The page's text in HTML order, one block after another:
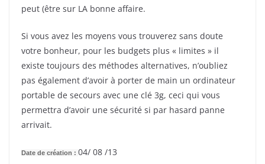
peut (être sur LA bonne affaire.
Si vous avez les moyens vous trouverez sans doute
votre bonheur, pour les budgets plus « limites » il
existe toujours des méthodes alternatives, n’oubliez
pas également d’avoir à porter de main un ordinateur
portable de secours avec une clé 3g, ceci qui vous
permettra d’avoir une sécurité si par hasard panne
arrivait.
Date de création : 04/ 08 /13